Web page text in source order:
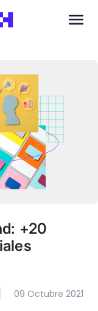
+20
09 Octubre 2021